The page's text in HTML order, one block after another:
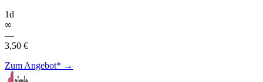
1d
∞
—
3,50 €
Zum Angebot* →